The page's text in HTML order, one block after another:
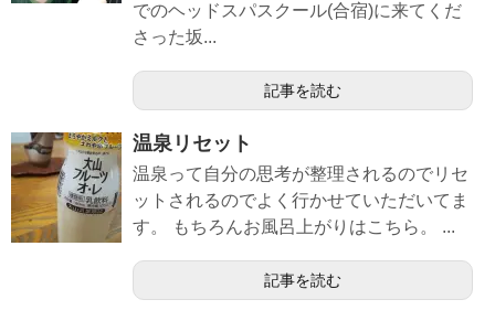
でのヘッドスパスクール(合宿)に来てくだ
さった坂...
記事を読む
温泉リセット
温泉って自分の思考が整理されるのでリセ
ットされるのでよく行かせていただいてま
す。 もちろんお風呂上がりはこちら。 ...
記事を読む